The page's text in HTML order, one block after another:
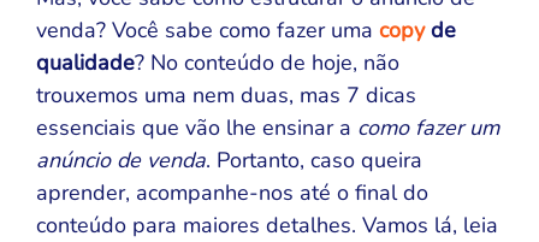
venda? Você sabe como fazer uma copyde
qualidade? No conteúdo de hoje, não
trouxemos uma nem duas, mas 7 dicas
essenciais que vão lhe ensinar a como fazer um
anúncio de venda. Portanto, caso queira
aprender, acompanhe-nos até o final do
conteúdo para maiores detalhes. Vamos lá, leia